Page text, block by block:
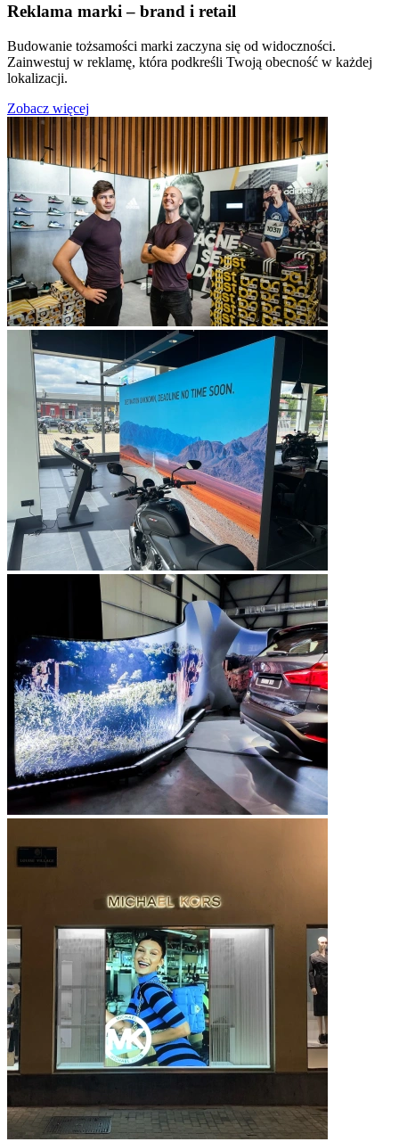
Reklama marki – brand i retail
Budowanie tożsamości marki zaczyna się od widoczności.
Zainwestuj w reklamę, która podkreśli Twoją obecność w każdej
lokalizacji.
Zobacz więcej